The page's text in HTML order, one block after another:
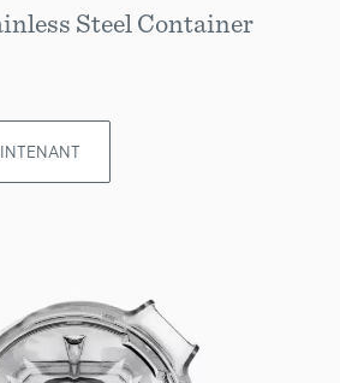
Steel Container